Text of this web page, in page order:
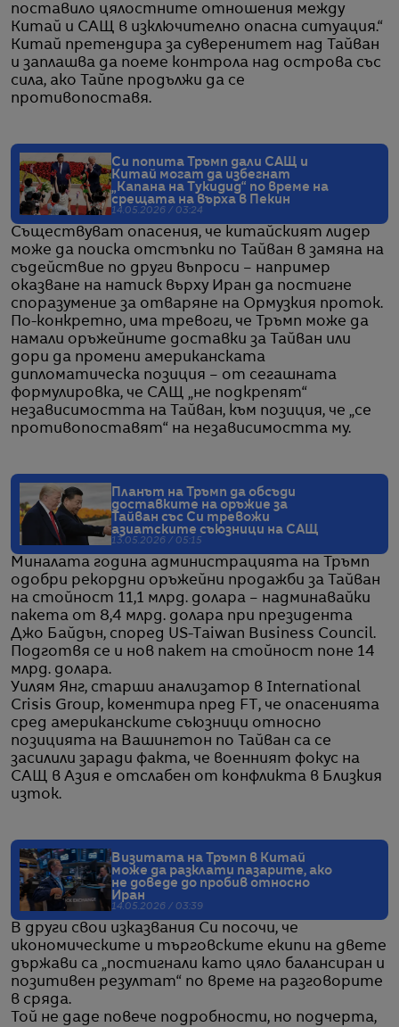
поставило цялостните отношения между
Китай и САЩ в изключително опасна ситуация.“
Китай претендира за суверенитет над Тайван
и заплашва да поеме контрола над острова със
сила, ако Тайпе продължи да се
противопоставя.
Си попита Тръмп дали САЩ и
Китай могат да избегнат
„Капана на Тукидид“ по време на
срещата на върха в Пекин
14.05.2026 / 03:24
Съществуват опасения, че китайският лидер
може да поиска отстъпки по Тайван в замяна на
съдействие по други въпроси – например
оказване на натиск върху Иран да постигне
споразумение за отваряне на Ормузкия проток.
По-конкретно, има тревоги, че Тръмп може да
намали оръжейните доставки за Тайван или
дори да промени американската
дипломатическа позиция – от сегашната
формулировка, че САЩ „не подкрепят“
независимостта на Тайван, към позиция, че „се
противопоставят“ на независимостта му.
Планът на Тръмп да обсъди
доставките на оръжие за
Тайван със Си тревожи
азиатските съюзници на САЩ
13.05.2026 / 05:15
Миналата година администрацията на Тръмп
одобри рекордни оръжейни продажби за Тайван
на стойност 11,1 млрд. долара – надминавайки
пакета от 8,4 млрд. долара при президента
Джо Байдън, според US-Taiwan Business Council.
Подготвя се и нов пакет на стойност поне 14
млрд. долара.
Уилям Янг, старши анализатор в International
Crisis Group, коментира пред FT, че опасенията
сред американските съюзници относно
позицията на Вашингтон по Тайван са се
засилили заради факта, че военният фокус на
САЩ в Азия е отслабен от конфликта в Близкия
изток.
Визитата на Тръмп в Китай
може да разклати пазарите, ако
не доведе до пробив относно
Иран
14.05.2026 / 03:39
В други свои изказвания Си посочи, че
икономическите и търговските екипи на двете
държави са „постигнали като цяло балансиран и
позитивен резултат“ по време на разговорите
в сряда.
Той не даде повече подробности, но подчерта,